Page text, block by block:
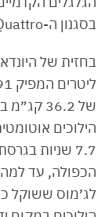
בסגנון ה-Quattro של אאודי.
לג׳מוס ששוקל